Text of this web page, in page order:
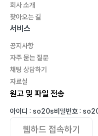
62. 광명은 술로 나날을
63. 밀레니엄 다가왔다
64. 원청이 되려면 제품
65. 이동식 에어컨의 탄생
66. 이동식 냉방기는 시
회사 소개
찾아오는 길
서비스
공지사항
자주 묻는 질문
채팅 상담하기
자료실
원고 및 파일 전송
아이디 : so20s비밀번호 :
웹하드 접속하기